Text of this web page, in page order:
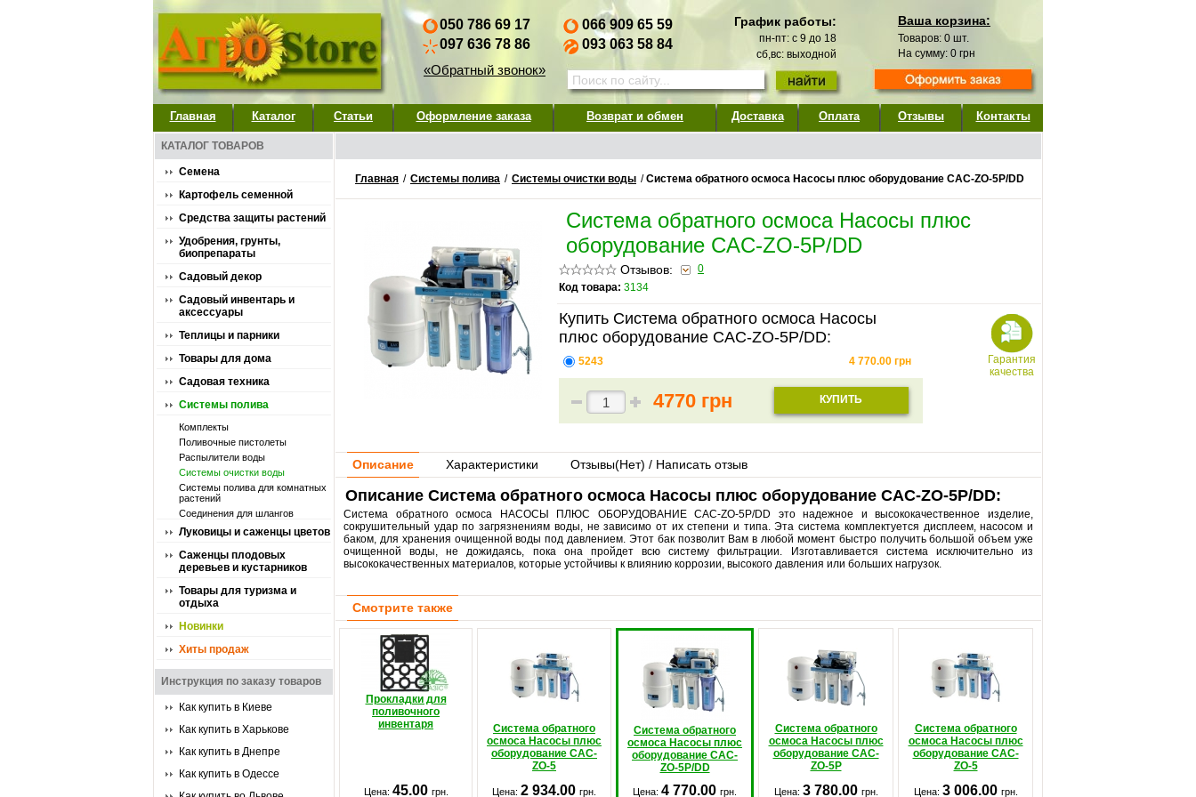
050 786 69 17
097 636 78 86
«Обратный звонок»
066 909 65 59
093 063 58 84
График работы:
пн-пт: с 9 до 18
сб,вс: выходной
Ваша корзина:
Товаров: 0 шт.
На сумму: 0 грн
Главная Каталог Статьи Оформление заказа Возврат и обмен Доставка Оплата Отзывы Контакты
КАТАЛОГ ТОВАРОВ
Семена
Картофель семенной
Средства защиты растений
Удобрения, грунты,
биопрепараты
Садовый декор
Садовый инвентарь и
аксессуары
Теплицы и парники
Товары для дома
Садовая техника
Системы полива
Комплекты
Поливочные пистолеты
Распылители воды
Системы очистки воды
Системы полива для комнатных
растений
Соединения для шлангов
Луковицы и саженцы цветов
Саженцы плодовых
деревьев и кустарников
Товары для туризма и
отдыха
Новинки
Хиты продаж
Инструкция по заказу товаров
Как купить в Киеве
Как купить в Харькове
Как купить в Днепре
Как купить в Одессе
Главная / Системы полива / Системы очистки воды /Система обратного осмоса Насосы плюс оборудование CAC-ZO-5P/DD
Система обратного осмоса Насосы плюс
оборудование CAC-ZO-5P/DD
Отзывов:
0
Код товара: 3134
Купить Система обратного осмоса Насосы
плюс оборудование CAC-ZO-5P/DD:
5243 4 770.00 грн
4770 грн КУПИТЬ
Гарантия
качества
Описание Характеристики Отзывы(Нет) / Написать отзыв
Описание Система обратного осмоса Насосы плюс оборудование CAC-ZO-5P/DD:
Система обратного осмоса НАСОСЫ ПЛЮС ОБОРУДОВАНИЕ CAC-ZO-5P/DD это надежное и высококачественное изделие,
сокрушительный удар по загрязнениям воды, не зависимо от их степени и типа. Эта система комплектуется дисплеем, насосом и
баком, для хранения очищенной воды под давлением. Этот бак позволит Вам в любой момент быстро получить большой объем уже
очищенной воды, не дожидаясь, пока она пройдет всю систему фильтрации. Изготавливается система исключительно из
высококачественных материалов, которые устойчивы к влиянию коррозии, высокого давления или больших нагрузок.
Смотрите также
Прокладки для
поливочного
инвентаря
Система обратного
осмоса Насосы плюс
оборудование CAC-
ZO-5
Система обратного
осмоса Насосы плюс
оборудование CAC-
ZO-5P/DD
Система обратного
осмоса Насосы плюс
оборудование CAC-
ZO-5P
Система обратного
осмоса Насосы плюс
оборудование CAC-
ZO-5
Цена: 45.00 грн. Цена: 2 934.00 грн. Цена: 4 770.00 грн. Цена: 3 780.00 грн. Цена: 3 006.00 грн.